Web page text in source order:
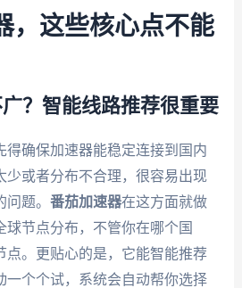
，这些核心点不能
？智能线路推荐很重要
得确保加速器能稳定连接到国内
少或者分布不合理，很容易出现
题。 番茄加速器在这方面就做
节点分布，不管你在哪个国
点。更贴心的是，它能智能推荐
一个个试，系统会自动帮你选择